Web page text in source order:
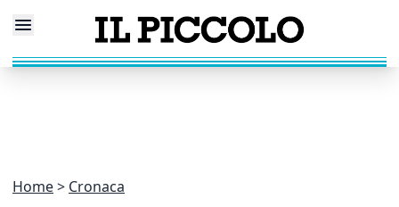
Home Cronaca